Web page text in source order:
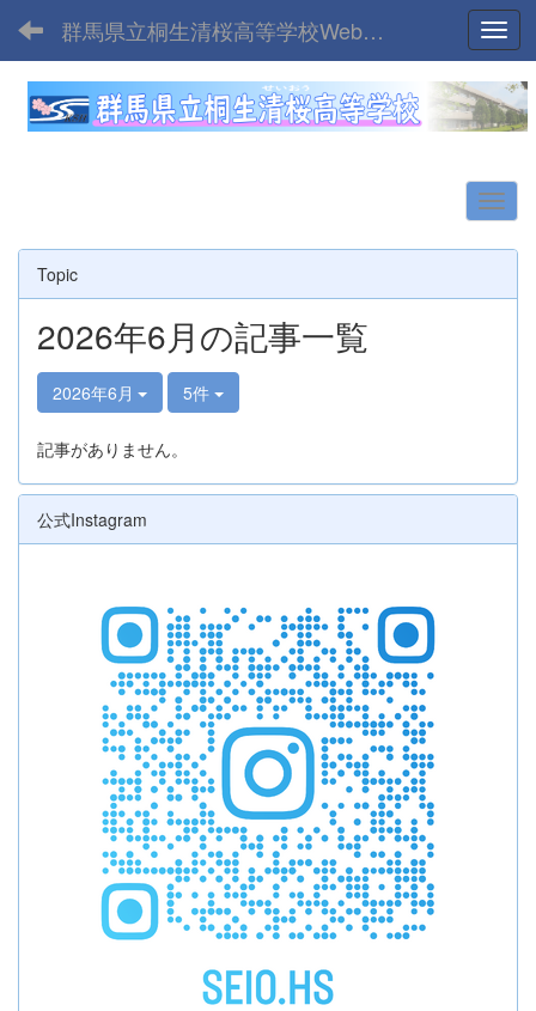
群馬県立桐生清桜高等学校Webサイト
Topic
2026年6月の記事一覧
2026年6月 5件
記事がありません。
公式Instagram